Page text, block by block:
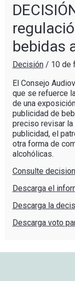
bebidas
Decisión/ 10 de
El Consejo
que se refuerce
de una
publicidad de
preciso revisar
publicidad, el
otra forma de
alcohólicas.
Consulte
Descarga el
Descarga la
Descarga voto